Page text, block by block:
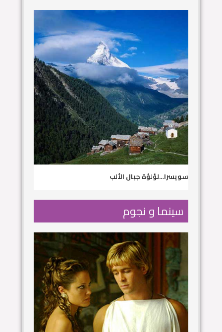
سويسرا…لؤلؤة جبال الألب
سينما و نجوم